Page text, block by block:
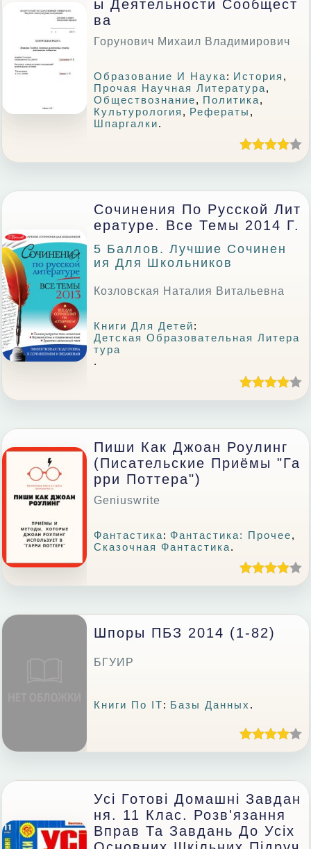
Ы Деятельности Сообщест
Ва
Горунович Михаил Владимирович
Образование И Наука: История ,
Прочая Научная Литература,
Обществознание, Политика,
Культурология , Рефераты ,
Шпаргалки.
Сочинения По Русской Лит
Ературе. Все Темы 2014 Г.
5 Баллов. Лучшие Сочинен
Ия Для Школьников
Козловская Наталия Витальевна
Книги Для Детей:
Детская Образовательная Литера
Тура
.
Пиши Как Джоан Роулинг
(Писательские Приёмы "Га
Рри Поттера")
Geniuswrite
Фантастика: Фантастика: Прочее,
Сказочная Фантастика.
Шпоры ПБЗ 2014 (1-82)
БГУИР
Книги По IT: Базы Данных .
Усі Готові Домашні Завдан
Ня. 11 Клас. Розв'язання
Вправ Та Завдань До Усіх